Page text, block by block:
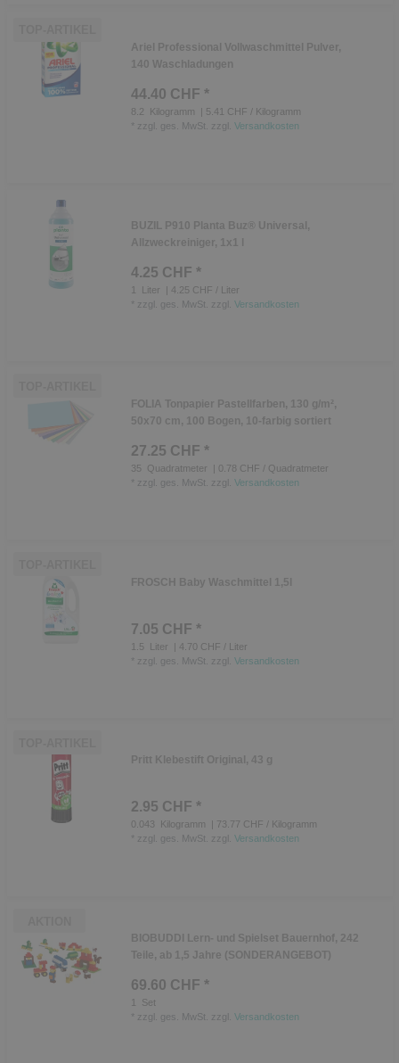
Ariel Professional Vollwaschmittel Pulver,
140 Waschladungen
44.40 CHF *
8.2 Kilogramm
| 5.41 CHF / Kilogramm
zzgl. ges. MwSt. zzgl. Versandkosten
BUZIL P910 Planta Buz® Universal,
Allzweckreiniger, 1x1 l
4.25 CHF *
1 Liter
| 4.25 CHF / Liter
zzgl. ges. MwSt. zzgl. Versandkosten
FOLIA Tonpapier Pastellfarben, 130 g/m²,
50x70 cm, 100 Bogen, 10-farbig sortiert
27.25 CHF *
35 Quadratmeter
| 0.78 CHF / Quadratmeter
zzgl. ges. MwSt. zzgl. Versandkosten
FROSCH Baby Waschmittel 1,5l
7.05 CHF *
1.5 Liter
| 4.70 CHF / Liter
zzgl. ges. MwSt. zzgl. Versandkosten
Pritt Klebestift Original, 43 g
2.95 CHF *
0.043 Kilogramm
| 73.77 CHF / Kilogramm
zzgl. ges. MwSt. zzgl. Versandkosten
BIOBUDDI Lern- und Spielset Bauernhof, 242
Teile, ab 1,5 Jahre (SONDERANGEBOT)
69.60 CHF *
Set
zzgl. ges. MwSt. zzgl. Versandkosten